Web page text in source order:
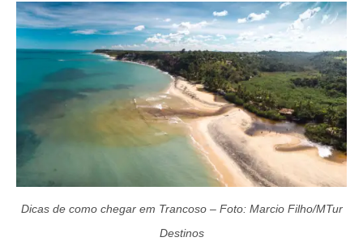
Dicas de como chegar em Trancoso – Foto: Marcio Filho/MTur
Destinos